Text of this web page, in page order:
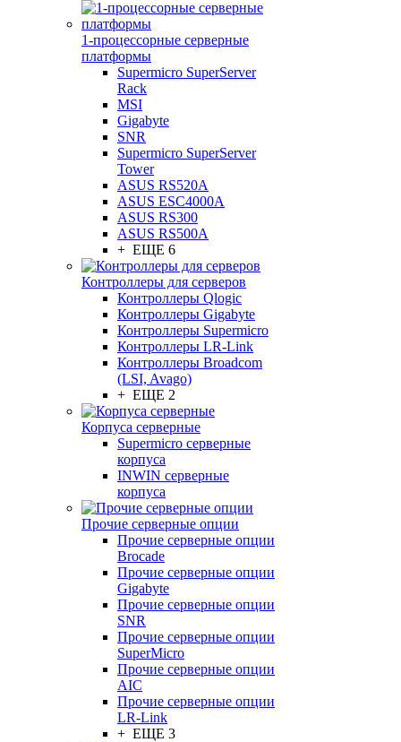
1-процессорные серверные
платформы
Supermicro SuperServer
Rack
MSI
Gigabyte
SNR
Supermicro SuperServer
Tower
ASUS RS520A
ASUS ESC4000A
ASUS RS300
ASUS RS500A
+ ЕЩЕ 6
Контроллеры для серверов
Контроллеры Qlogic
Контроллеры Gigabyte
Контроллеры Supermicro
Контроллеры LR-Link
Контроллеры Broadcom
(LSI, Avago)
+ ЕЩЕ 2
Корпуса серверные
Supermicro серверные
корпуса
INWIN серверные
корпуса
Прочие серверные опции
Прочие серверные опции
Brocade
Прочие серверные опции
Gigabyte
Прочие серверные опции
SNR
Прочие серверные опции
SuperMicro
Прочие серверные опции
AIC
Прочие серверные опции
LR-Link
+ ЕЩЕ 3